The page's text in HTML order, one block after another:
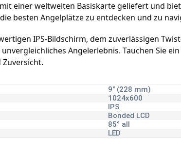
einer weltweiten Basiskarte geliefert und
besten Angelplätze zu entdecken und zu
IPS-Bildschirm, dem zuverlässigen
unvergleichliches Angelerlebnis. Tauchen Sie
Zuversicht.
9" (228 mm)
1024x600
IPS
Bonded LCD
85° all
LED